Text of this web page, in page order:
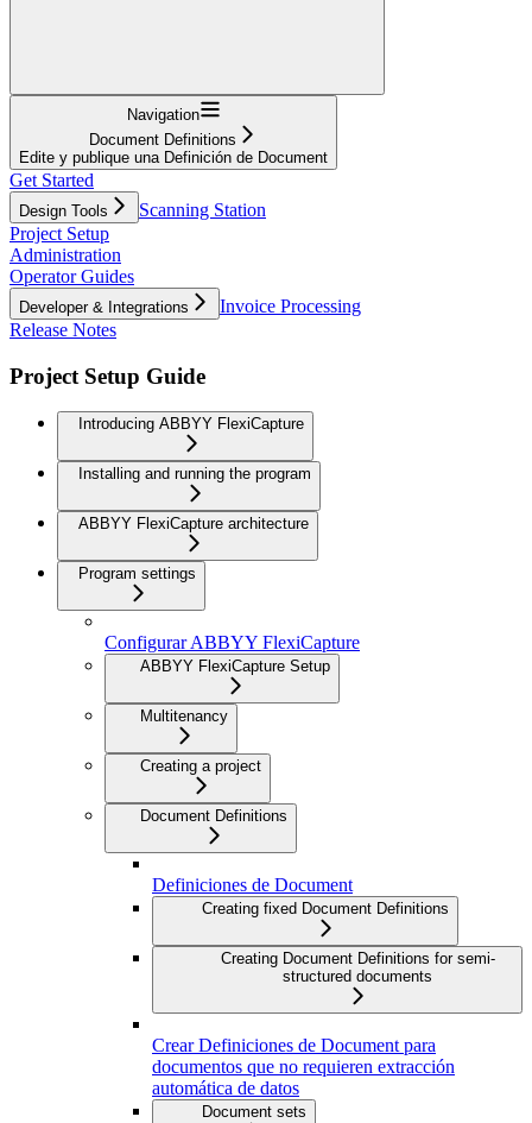
Navigation
Document Definitions
Edite y publique una Definición de Document
Get Started
Design Tools
Scanning Station
Project Setup
Administration
Operator Guides
Developer & Integrations
Invoice Processing
Release Notes
Project Setup Guide
Introducing ABBYY FlexiCapture
Installing and running the program
ABBYY FlexiCapture architecture
Program settings
Configurar ABBYY FlexiCapture
ABBYY FlexiCapture Setup
Multitenancy
Creating a project
Document Definitions
Definiciones de Document
Creating fixed Document Definitions
Creating Document Definitions for semi-
structured documents
Crear Definiciones de Document para
documentos que no requieren extracción
automática de datos
Document sets